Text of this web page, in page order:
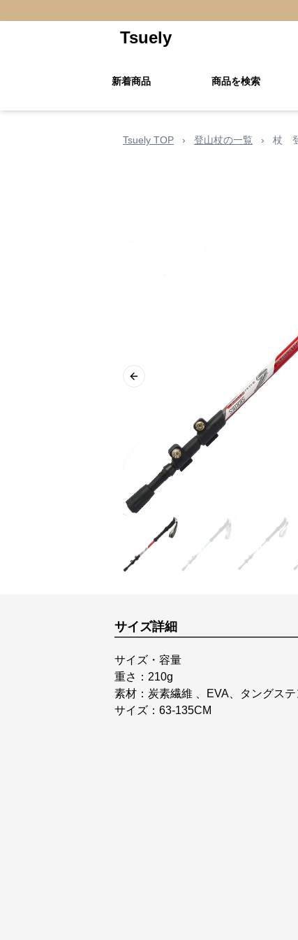
Tsuely
新着商品 商品を検索
Tsuely TOP › 登山杖の一覧 › 杖 登
Previous slide
サイズ詳細
サイズ・容量
重さ：210g
素材：炭素繊維 、EVA、タングステ
サイズ：63-135CM